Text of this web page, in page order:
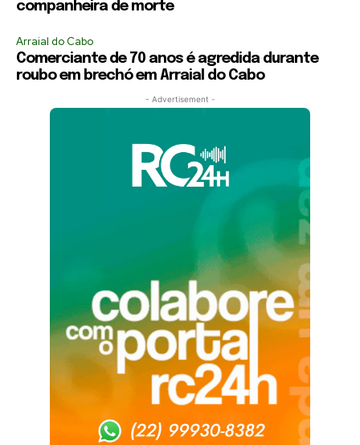
companheira de morte
Arraial do Cabo
Comerciante de 70 anos é agredida durante
roubo em brechó em Arraial do Cabo
- Advertisement -